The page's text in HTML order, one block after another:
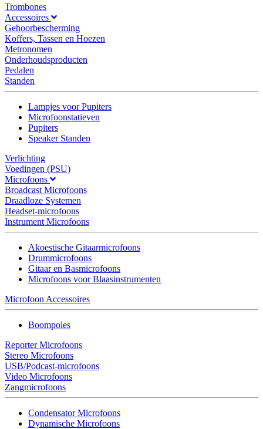
Trombones
Accessoires
Gehoorbescherming
Koffers, Tassen en Hoezen
Metronomen
Onderhoudsproducten
Pedalen
Standen
Lampjes voor Pupiters
Microfoonstatieven
Pupiters
Speaker Standen
Verlichting
Voedingen (PSU)
Microfoons
Broadcast Microfoons
Draadloze Systemen
Headset-microfoons
Instrument Microfoons
Akoestische Gitaarmicrofoons
Drummicrofoons
Gitaar en Basmicrofoons
Microfoons voor Blaasinstrumenten
Microfoon Accessoires
Boompoles
Reporter Microfoons
Stereo Microfoons
USB/Podcast-microfoons
Video Microfoons
Zangmicrofoons
Condensator Microfoons
Dynamische Microfoons